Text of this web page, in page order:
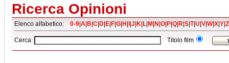
Ricerca Opinioni
Elenco alfabetico: 0-9|A|B|C|D|E|F|G|H|I|J|K|L|M|N|O|P|Q|R|S|T|U|V|W|X|Y|Z
Cerca: Titolo film